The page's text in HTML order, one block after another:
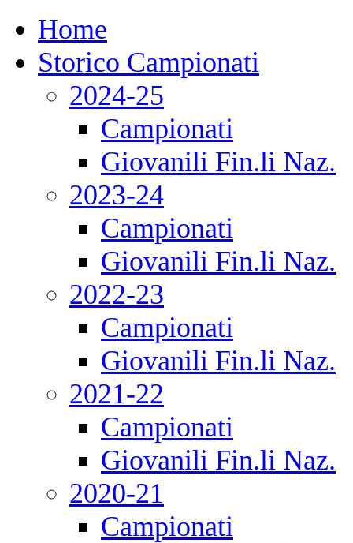
Home
Storico Campionati
2024-25
Campionati
Giovanili Fin.li Naz.
2023-24
Campionati
Giovanili Fin.li Naz.
2022-23
Campionati
Giovanili Fin.li Naz.
2021-22
Campionati
Giovanili Fin.li Naz.
2020-21
Campionati